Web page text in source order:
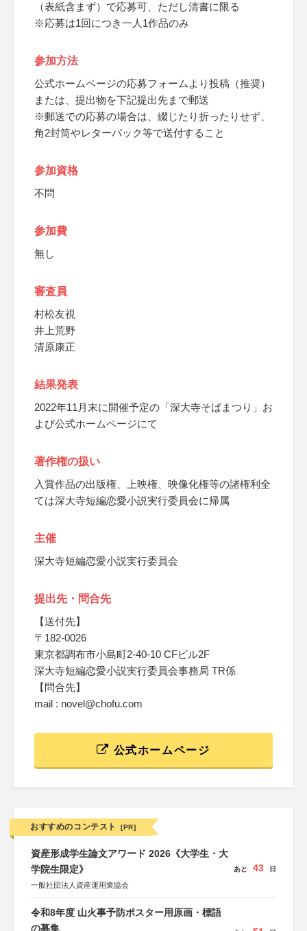
（表紙含まず）で応募可、ただし清書に限る
※応募は1回につき一人1作品のみ
参加方法
公式ホームページの応募フォームより投稿（推奨）
または、提出物を下記提出先まで郵送
※郵送での応募の場合は、綴じたり折ったりせず、
角2封筒やレターパック等で送付すること
参加資格
不問
参加費
無し
審査員
村松友視
井上荒野
清原康正
結果発表
2022年11月末に開催予定の「深大寺そばまつり」お
よび公式ホームページにて
著作権の扱い
入賞作品の出版権、上映権、映像化権等の諸権利全
ては深大寺短編恋愛小説実行委員会に帰属
主催
深大寺短編恋愛小説実行委員会
提出先・問合先
【送付先】
〒182-0026
東京都調布市小島町2-40-10 CFビル2F
深大寺短編恋愛小説実行委員会事務局 TR係
【問合先】
mail : novel@chofu.com
公式ホームページ
おすすめのコンテスト [PR]
資産形成学生論文アワード 2026《大学生・大
学院生限定》
一般社団法人資産運用業協会
あと 43 日
令和8年度 山火事予防ポスター用原画・標語
の募集